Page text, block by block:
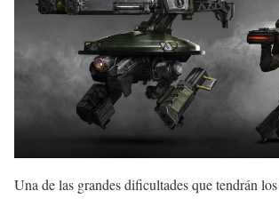
Una de las grandes dificultades que tendrán